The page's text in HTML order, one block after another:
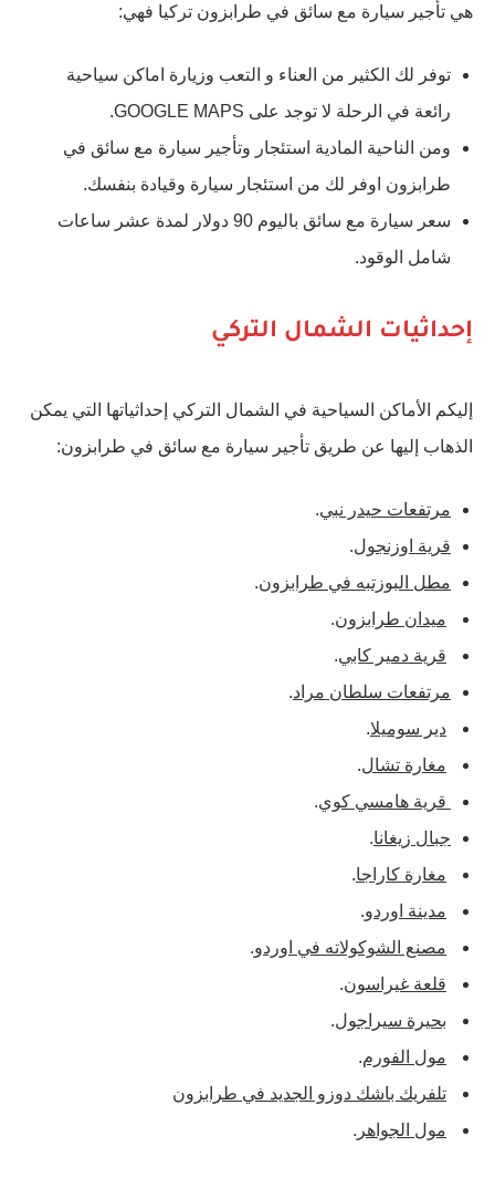
هي تأجير سيارة مع سائق في طرابزون تركيا فهي:
توفر لك الكثير من العناء و التعب وزيارة اماكن سياحية
رائعة في الرحلة لا توجد على GOOGLE MAPS.
ومن الناحية المادية استئجار وتأجير سيارة مع سائق في
طرابزون اوفر لك من استئجار سيارة وقيادة بنفسك.
سعر سيارة مع سائق باليوم 90 دولار لمدة عشر ساعات
شامل الوقود.
إحداثيات الشمال التركي
إليكم الأماكن السياحية في الشمال التركي إحداثياتها التي يمكن
الذهاب إليها عن طريق تأجير سيارة مع سائق في طرابزون:
مرتفعات حيدر نبي.
قرية اوزنجول.
مطل البوزتبه في طرابزون.
ميدان طرابزون.
قرية دمير كابي.
مرتفعات سلطان مراد.
دير سوميلا.
مغارة تشال.
قرية هامسي كوي.
جبال زيغانا.
مغارة كاراجا.
مدينة اوردو.
مصنع الشوكولاته في اوردو.
قلعة غيراسون.
بحيرة سيراجول.
مول الفورم.
تلفريك باشك دوزو الجديد في طرابزون
مول الجواهر .